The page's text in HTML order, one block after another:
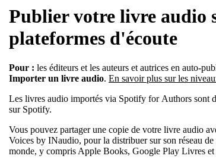
Publier votre livre audio
plateformes d'écoute
Pour : les éditeurs et les auteurs et autrices en auto-
Importer un livre audio. En savoir plus sur les
Les livres audio importés via Spotify for Authors sont
sur Spotify.
Vous pouvez partager une copie de votre livre audio
Voices by INaudio, pour la distribuer sur son réseau
monde, y compris Apple Books, Google Play Livres